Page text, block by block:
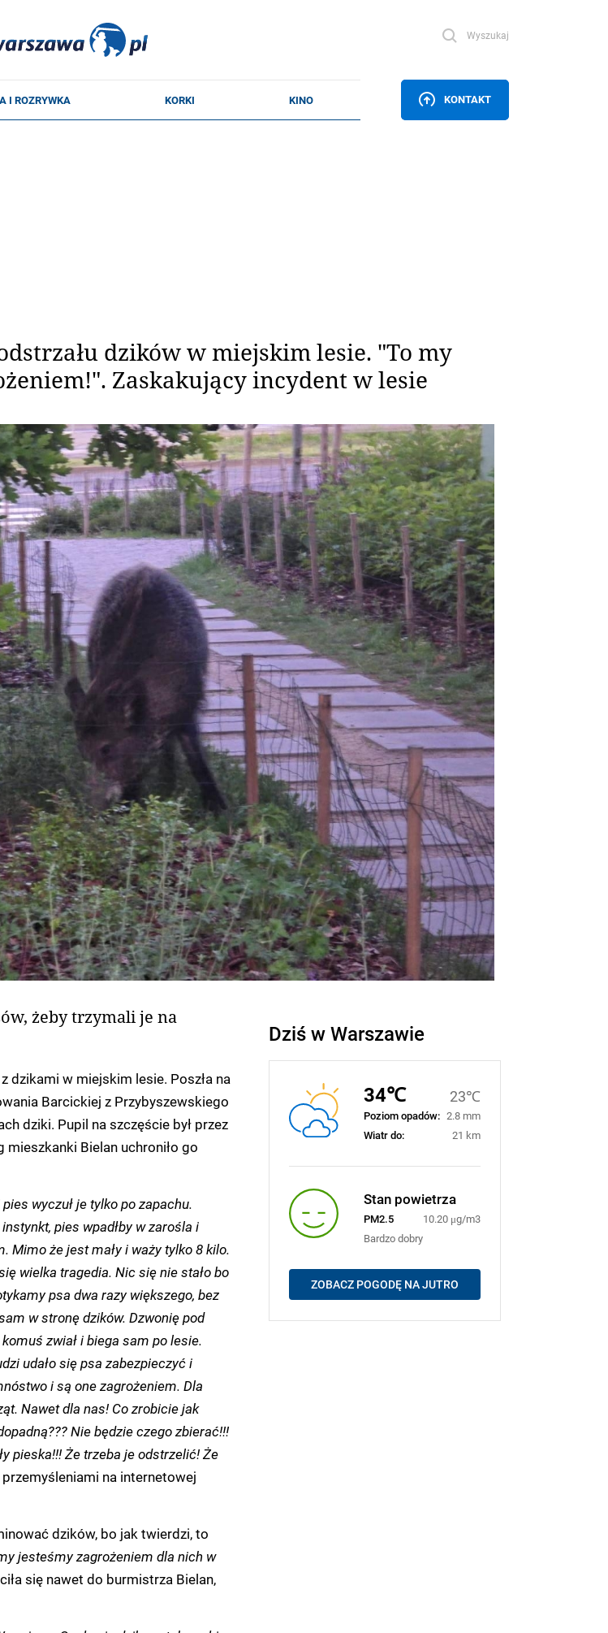
Wyszukaj
KONTAKT
dzików w miejskim lesie. "To my
Zaskakujący incydent w lesie
żeby trzymali je na
dzikami w miejskim lesie. Poszła na
Barcickiej z Przybyszewskiego
dziki. Pupil na szczęście był przez
mieszkanki Bielan uchroniło go
wyczuł je tylko po zapachu.
pies wpadłby w zarośla i
Mimo że jest mały i waży tylko 8 kilo.
wielka tragedia. Nic się nie stało bo
psa dwa razy większego, bez
w stronę dzików. Dzwonię pod
zwiał i biega sam po lesie.
udało się psa zabezpieczyć i
i są one zagrożeniem. Dla
Nawet dla nas! Co zrobicie jak
Nie będzie czego zbierać!!!
pieska!!! Że trzeba je odstrzelić! Że
na internetowej
dzików, bo jak twierdzi, to
jesteśmy zagrożeniem dla nich w
się nawet do burmistrza Bielan,
Dziś w Warszawie
34℃ 23℃
Poziom opadów: 2.8 mm
Wiatr do:
21 km
Stan powietrza
PM2.5
10.20 μg/m3
Bardzo dobry
ZOBACZ POGODĘ NA JUTRO